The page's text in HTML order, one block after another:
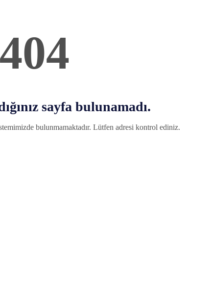
404
sayfa bulunamadı.
bulunmamaktadır. Lütfen adresi kontrol ediniz.